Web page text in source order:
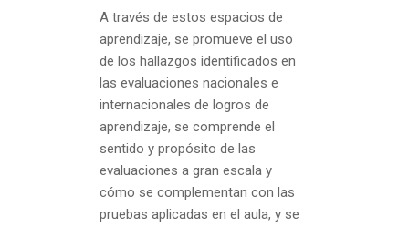
A través de estos espacios de
aprendizaje, se promueve el uso
de los hallazgos identificados en
las evaluaciones nacionales e
internacionales de logros de
aprendizaje, se comprende el
sentido y propósito de las
evaluaciones a gran escala y
cómo se complementan con las
pruebas aplicadas en el aula, y se